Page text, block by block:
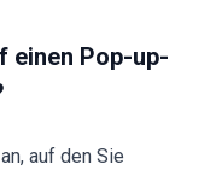
einen Pop-up-
auf den Sie